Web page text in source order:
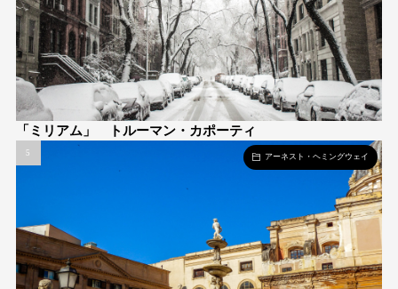
「ミリアム」 トルーマン・カポーティ
アーネスト・ヘミングウェイ